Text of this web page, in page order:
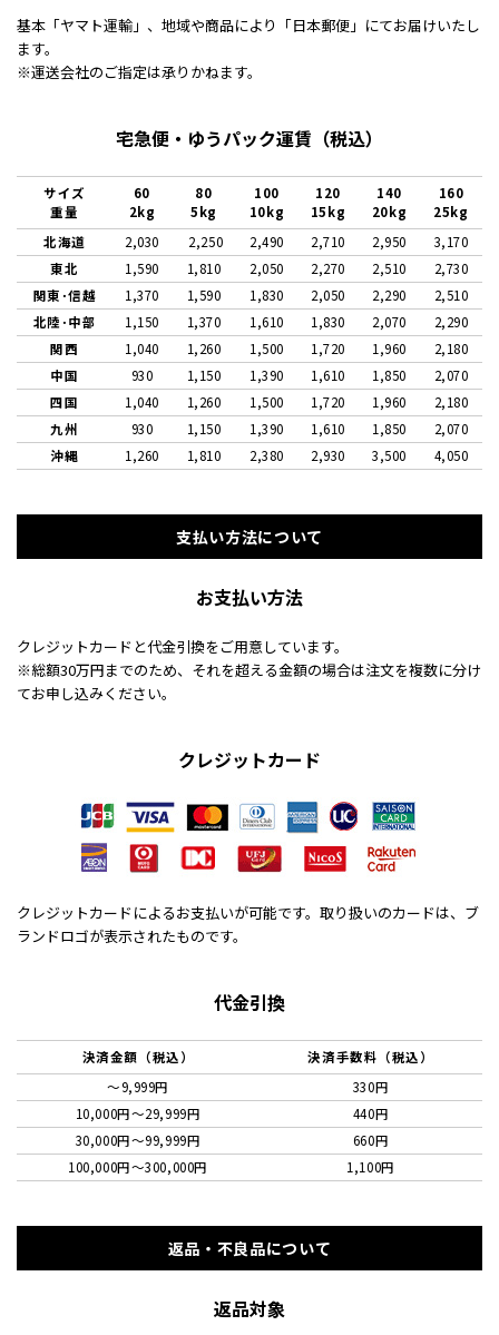
基本「ヤマト運輸」、地域や商品により「日本郵便」にてお届けいたし
ます。
※運送会社のご指定は承りかねます。
宅急便・ゆうパック運賃（税込）
サイズ
重量
60
2kg
80
5kg
100
10kg
120
15kg
140
20kg
160
25kg
北海道
2,030 2,250 2,490 2,710 2,950
3,170
東北
1,590 1,810 2,050 2,270 2,510
2,730
関東･信越
1,370 1,590 1,830 2,050 2,290
2,510
北陸･中部
1,150 1,370 1,610 1,830 2,070
2,290
関西
1,040 1,260 1,500 1,720 1,960
2,180
中国
930 1,150 1,390 1,610 1,850
2,070
四国
1,040 1,260 1,500 1,720 1,960
2,180
九州
930 1,150 1,390 1,610 1,850
2,070
沖縄
1,260 1,810 2,380 2,930 3,500 4,050
支払い方法について
お支払い方法
クレジットカードと代金引換をご用意しています。
※総額30万円までのため、それを超える金額の場合は注文を複数に分け
てお申し込みください。
クレジットカード
クレジットカードによるお支払いが可能です。取り扱いのカードは、ブ
ランドロゴが表示されたものです。
代金引換
決済金額（税込）
決済手数料（税込）
～9,999円
330円
10,000円〜29,999円
440円
30,000円〜99,999円
660円
100,000円〜300,000円
1,100円
返品・不良品について
返品対象